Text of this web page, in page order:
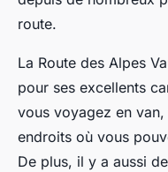
route.
La Route des Alpes
pour ses excellents
vous voyagez en
endroits où vous
De plus, il y a aussi